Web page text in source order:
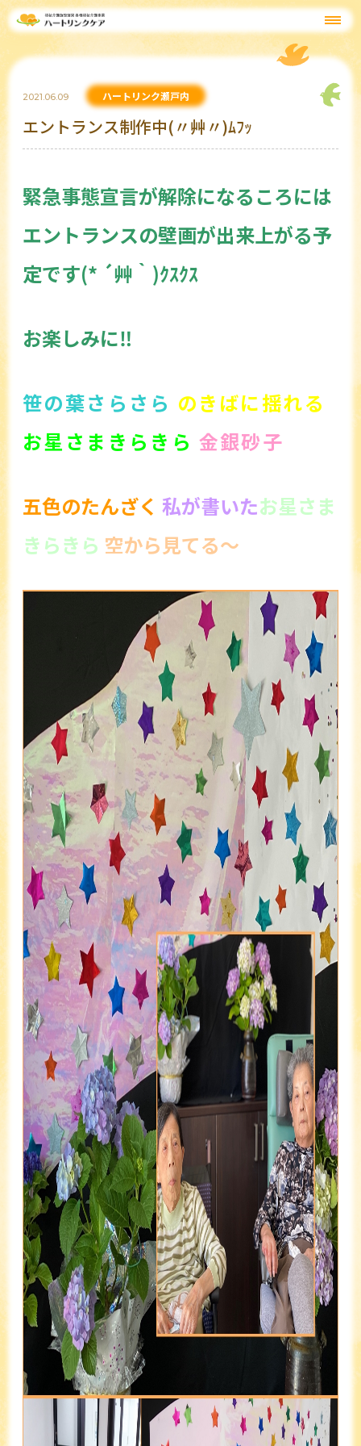
2021.06.09 ハートリンク瀬戸内
エントランス制作中(〃艸〃)ﾑﾌｯ
緊急事態宣言が解除になるころには
エントランスの壁画が出来上がる予
定です(* ´艸｀)ｸｽｸｽ
お楽しみに‼
笹の葉さらさら のきばに揺れる
お星さまきらきら 金銀砂子
五色のたんざく 私が書いたお星さま
きらきら 空から見てる～